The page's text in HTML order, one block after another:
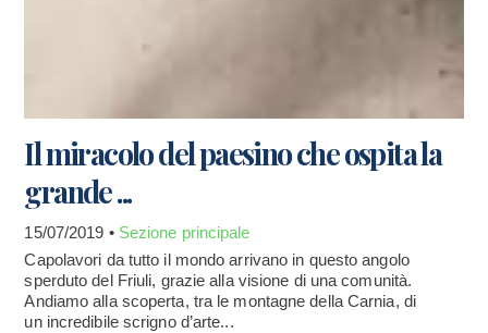
Il miracolo del paesino che ospita la
grande ...
15/07/2019 • Sezione principale
Capolavori da tutto il mondo arrivano in questo angolo
sperduto del Friuli, grazie alla visione di una comunità.
Andiamo alla scoperta, tra le montagne della Carnia, di
un incredibile scrigno d’arte...